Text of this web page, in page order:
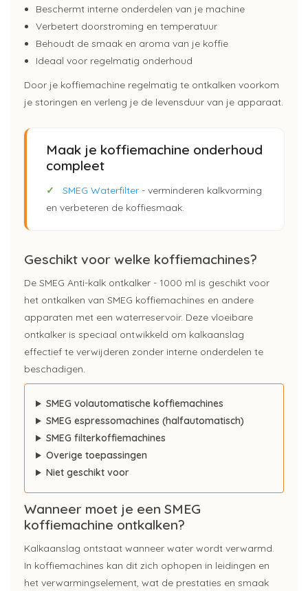
Beschermt interne onderdelen van je machine
Verbetert doorstroming en temperatuur
Behoudt de smaak en aroma van je koffie
Ideaal voor regelmatig onderhoud
Door je koffiemachine regelmatig te ontkalken voorkom
je storingen en verleng je de levensduur van je apparaat.
Maak je koffiemachine onderhoud
compleet
✓ SMEG Waterfilter - verminderen kalkvorming
en verbeteren de koffiesmaak.
Geschikt voor welke koffiemachines?
De SMEG Anti-kalk ontkalker - 1000 ml is geschikt voor
het ontkalken van SMEG koffiemachines en andere
apparaten met een waterreservoir. Deze vloeibare
ontkalker is speciaal ontwikkeld om kalkaanslag
effectief te verwijderen zonder interne onderdelen te
beschadigen.
SMEG volautomatische koffiemachines
SMEG espressomachines (halfautomatisch)
SMEG filterkoffiemachines
Overige toepassingen
Niet geschikt voor
Wanneer moet je een SMEG
koffiemachine ontkalken?
Kalkaanslag ontstaat wanneer water wordt verwarmd.
In koffiemachines kan dit zich ophopen in leidingen en
het verwarmingselement, wat de prestaties en smaak